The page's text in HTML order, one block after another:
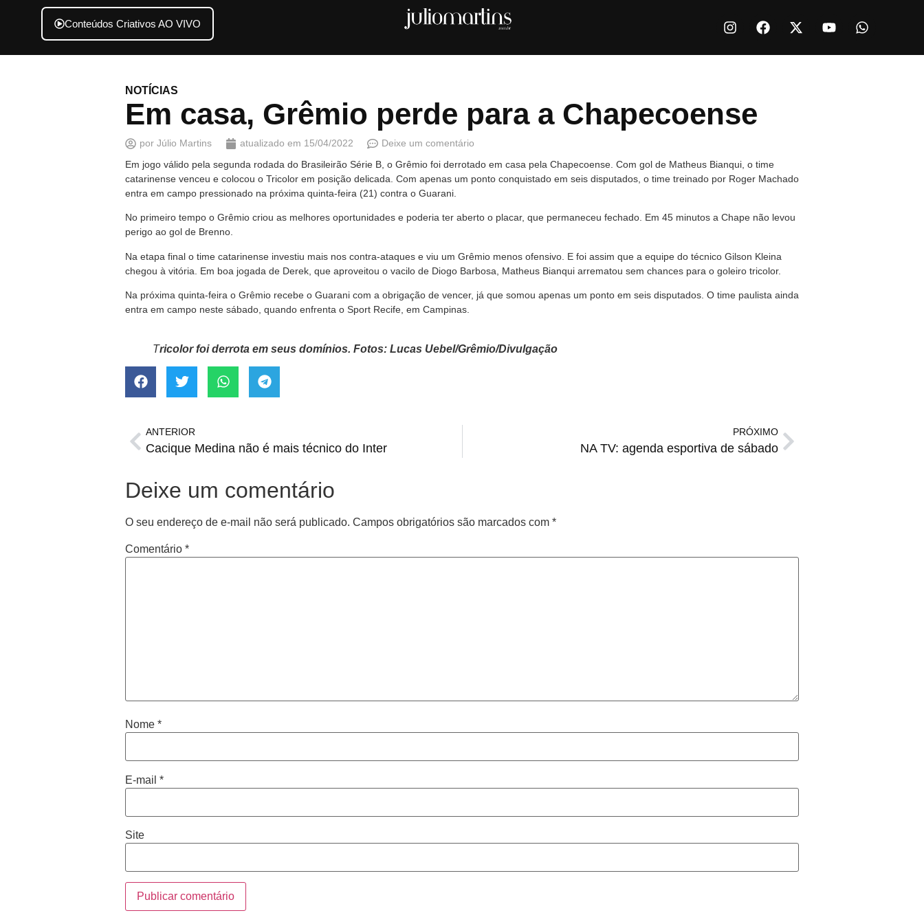
Conteúdos Criativos AO VIVO
NOTÍCIAS
Em casa, Grêmio perde para a Chapecoense
por Júlio Martins atualizado em 15/04/2022
Deixe um comentário
Em jogo válido pela segunda rodada do Brasileirão Série B, o Grêmio foi derrotado em casa pela Chapecoense. Com gol de Matheus Bianqui, o time
catarinense venceu e colocou o Tricolor em posição delicada. Com apenas um ponto conquistado em seis disputados, o time treinado por Roger Machado
entra em campo pressionado na próxima quinta-feira (21) contra o Guarani.
No primeiro tempo o Grêmio criou as melhores oportunidades e poderia ter aberto o placar, que permaneceu fechado. Em 45 minutos a Chape não levou
perigo ao gol de Brenno.
Na etapa final o time catarinense investiu mais nos contra-ataques e viu um Grêmio menos ofensivo. E foi assim que a equipe do técnico Gilson Kleina
chegou à vitória. Em boa jogada de Derek, que aproveitou o vacilo de Diogo Barbosa, Matheus Bianqui arrematou sem chances para o goleiro tricolor.
Na próxima quinta-feira o Grêmio recebe o Guarani com a obrigação de vencer, já que somou apenas um ponto em seis disputados. O time paulista ainda
entra em campo neste sábado, quando enfrenta o Sport Recife, em Campinas.
Tricolor foi derrota em seus domínios. Fotos: Lucas Uebel/Grêmio/Divulgação
ANTERIOR
Cacique Medina não é mais técnico do Inter
PRÓXIMO
NA TV: agenda esportiva de sábado
Deixe um comentário
O seu endereço de e-mail não será publicado. Campos obrigatórios são marcados com *
Comentário *
Nome *
E-mail *
Site